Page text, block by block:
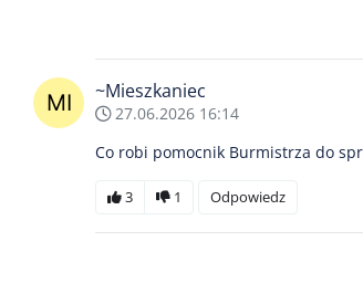
~Mieszkaniec
27.06.2026 16:14
Co robi pomocnik Burmistrza do
3 1 Odpowiedz